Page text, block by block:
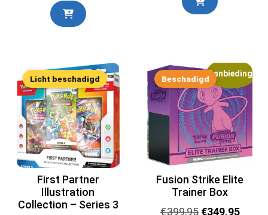
Licht beschadigd
First Partner
Illustration
Collection – Series 3
Aanbieding!
Beschadigd
Fusion Strike Elite
Trainer Box
€399,95 €349,95